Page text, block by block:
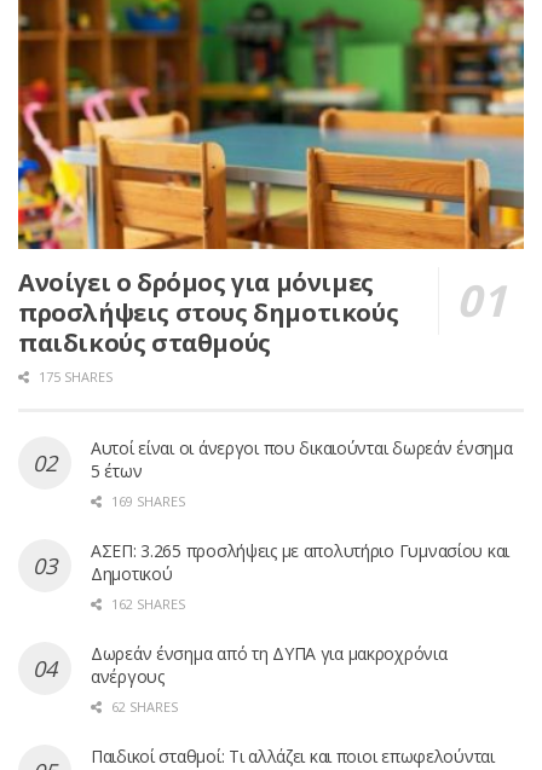
Ανοίγει ο δρόμος για μόνιμες
προσλήψεις στους δημοτικούς
παιδικούς σταθμούς
175 SHARES
Αυτοί είναι οι άνεργοι που δικαιούνται δωρεάν ένσημα
5 έτων
169 SHARES
ΑΣΕΠ: 3.265 προσλήψεις με απολυτήριο Γυμνασίου και
Δημοτικού
162 SHARES
Δωρεάν ένσημα από τη ΔΥΠΑ για μακροχρόνια
ανέργους
62 SHARES
Παιδικοί σταθμοί: Τι αλλάζει και ποιοι επωφελούνται